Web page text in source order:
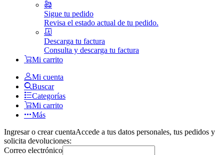
Sigue tu pedido
Revisa el estado actual de tu pedido.
Descarga tu factura
Consulta y descarga tu factura
Mi carrito
Mi cuenta
Buscar
Categorías
Mi carrito
Más
Ingresar o crear cuentaAccede a tus datos personales, tus pedidos y
solicita devoluciones:
Correo electrónico